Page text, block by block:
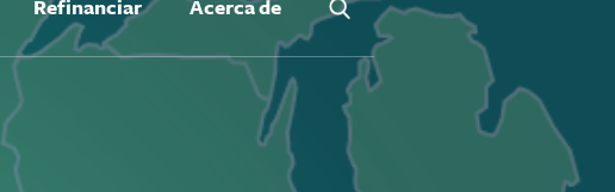
Refinanciar Acerca de